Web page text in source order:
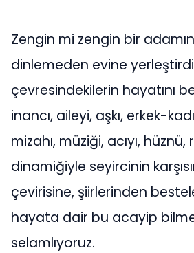
Zengin mi zengin bir
dinlemeden evine
çevresindekilerin hayatını
inancı, aileyi, aşkı, erkek-
mizahı, müziği, acıyı,
dinamiğiyle seyircinin
çevirisine, şiirlerinden
hayata dair bu acayip
selamlıyoruz.